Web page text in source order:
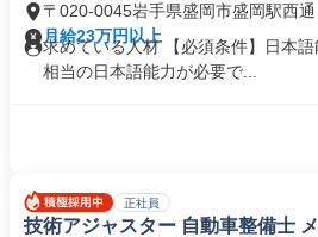
〒020-0045岩手県盛岡市盛岡駅西通
月給23万円以上
求めている人材 【必須条件】日本
相当の日本語能力が必要で...
正社員
技術アジャスター 自動車整備士